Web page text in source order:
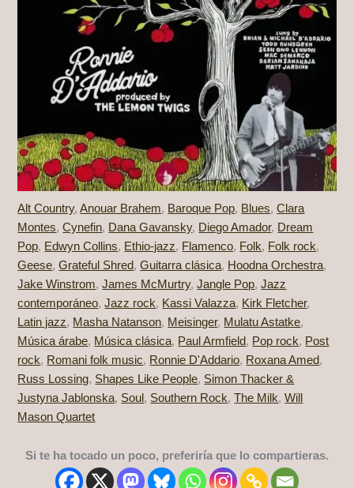
Alt Country,Anouar Brahem, Baroque Pop, Blues,Clara
Montes,Cynefin, Dana Gavansky, Diego Amador, Dream
Pop, Edwyn Collins, Ethio-jazz, Flamenco, Folk, Folk rock,
Geese,Grateful Shred,Guitarra clásica, Hoodna Orchestra,
Jake Winstrom,James McMurtry,Jangle Pop,Jazz
contemporáneo,Jazz rock, Kassi Valazza, Kirk Fletcher,
Latin jazz, Masha Natanson, Meisinger, Mulatu Astatke,
Música árabe, Música clásica, Paul Armfield, Pop rock, Post
rock, Romani folk music, Ronnie D'Addario, Roxana Amed,
Russ Lossing, Shapes Like People, Simon Thacker &
Justyna Jablonska, Soul, Southern Rock,The Milk,Will
Mason Quartet
Si te ha tocado un poco, preferiría que lo compartieras.